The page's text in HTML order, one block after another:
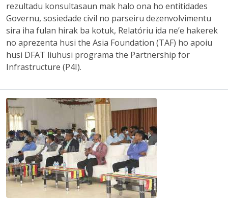
rezultadu konsultasaun mak halo ona ho entitidades
Governu, sosiedade civil no parseiru dezenvolvimentu
sira iha fulan hirak ba kotuk, Relatóriu ida ne’e hakerek
no aprezenta husi the Asia Foundation (TAF) ho apoiu
husi DFAT liuhusi programa the Partnership for
Infrastructure (P4I).